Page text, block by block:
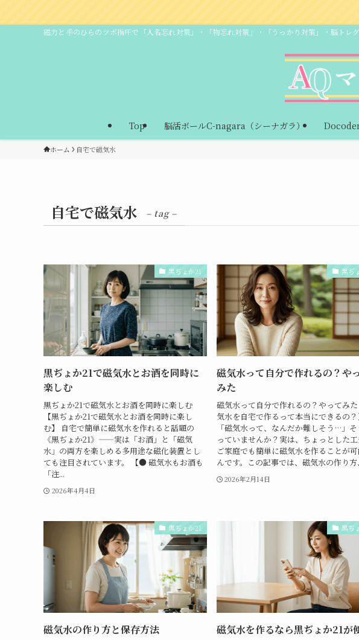
磁力と手のひらのツボ指圧で「人名忘れ対策」・「物忘れ対策」・「うっかり対策」・脳トレグ
Top 脳活ボールC-nagara（シーナガラ）
ホーム 自宅で磁気水
自宅で磁気水 – tag –
黒ぢょか21
黒ぢょか21で磁気水とお酒を同時に
楽しむ
黒ぢょか21で磁気水とお酒を同時に楽しむ
【黒ぢょか21で磁気水とお酒を同時に楽し
む】 自宅で簡単に磁気水を作れると話題の
《黒ぢょか21》——実は「お酒」と「磁気
水」の両方を楽しめる多用途な磁化装置とし
ても注目されています。 【● 磁気水もお酒も
「注...
2026年4月4日
黒ぢ
磁気水って自分で作れるの？や
みた
磁気水って自分で作れるの？やってみ
気水を自宅で作るって本当にできるの？
「磁気水って、なんだか難しそう…」
っていませんか？実は、ちょっとした
ご家庭でも簡単に磁気水を作ることが
んです。この記事では、磁気水の作り方
2026年2月14日
黒ぢょか21
磁気水の作り方と保存方法
黒ぢ
磁気水を作るなら黒ぢょか21が